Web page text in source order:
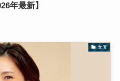
年最新】
女優